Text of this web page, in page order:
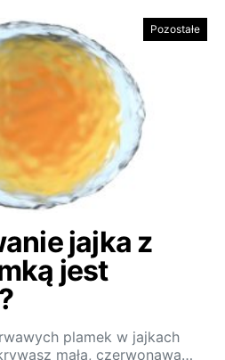
Pozostałe
jajka z
jest
plamek w jajkach
małą, czerwonawą…